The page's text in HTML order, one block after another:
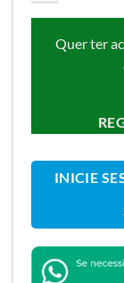
Quer ter
INICIE